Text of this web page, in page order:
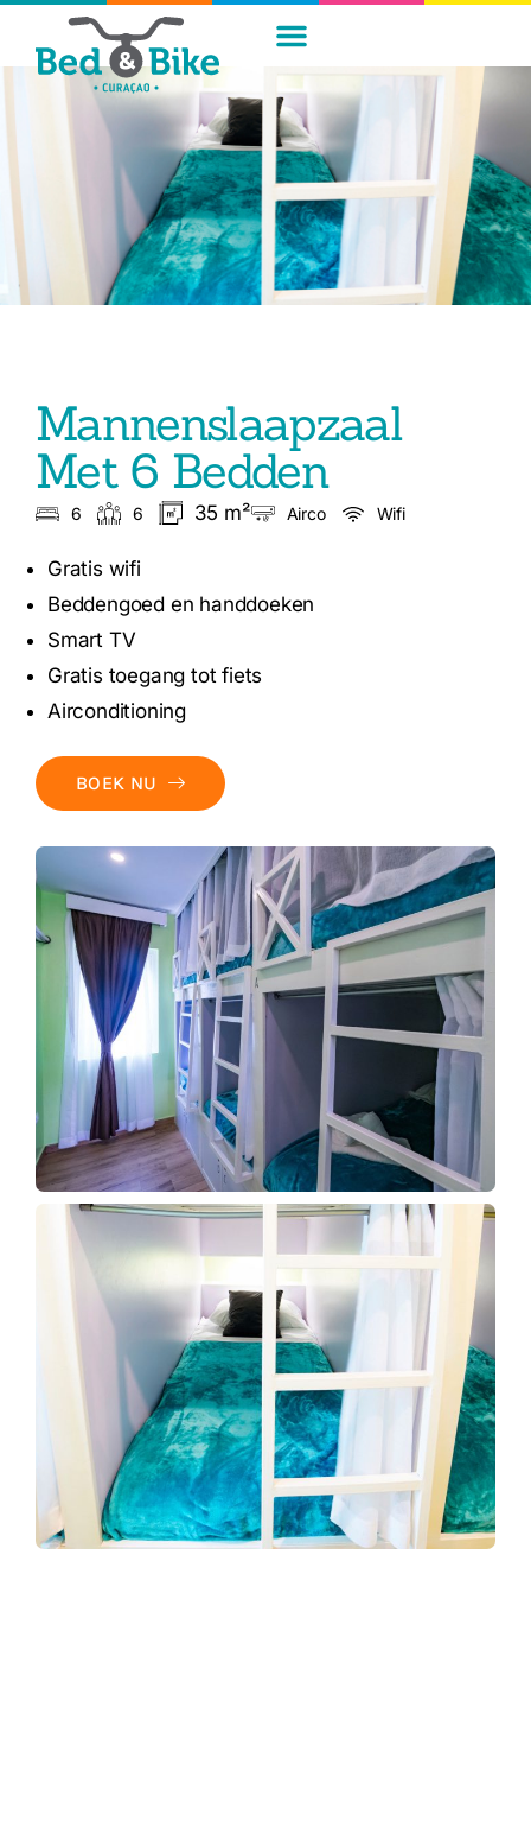
Mannenslaapzaal
Met 6 Bedden
6 6 35 m² Airco Wifi
Gratis wifi
Beddengoed en handdoeken
Smart TV
Gratis toegang tot fiets
Airconditioning
BOEK NU